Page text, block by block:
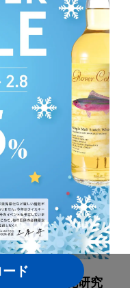
ド
スキー文化研究